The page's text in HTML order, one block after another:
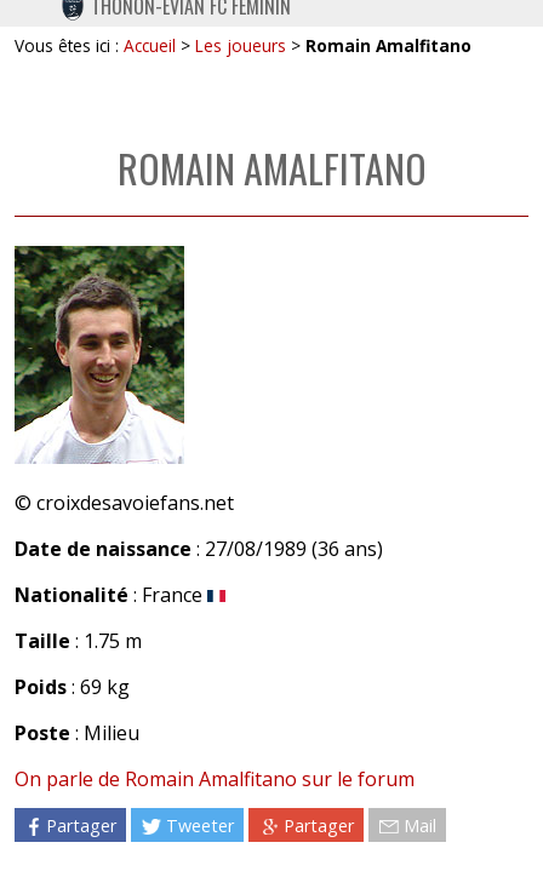
TWITTERTHONON-EVIAN FC FÉMININ
Vous êtes ici : Accueil > Les joueurs > Romain Amalfitano
ROMAIN AMALFITANO
© croixdesavoiefans.net
Date de naissance : 27/08/1989 (36 ans)
Nationalité : France
Taille : 1.75 m
Poids: 69 kg
Poste : Milieu
On parle de Romain Amalfitano sur le forum
Partager Tweeter Partager Mail